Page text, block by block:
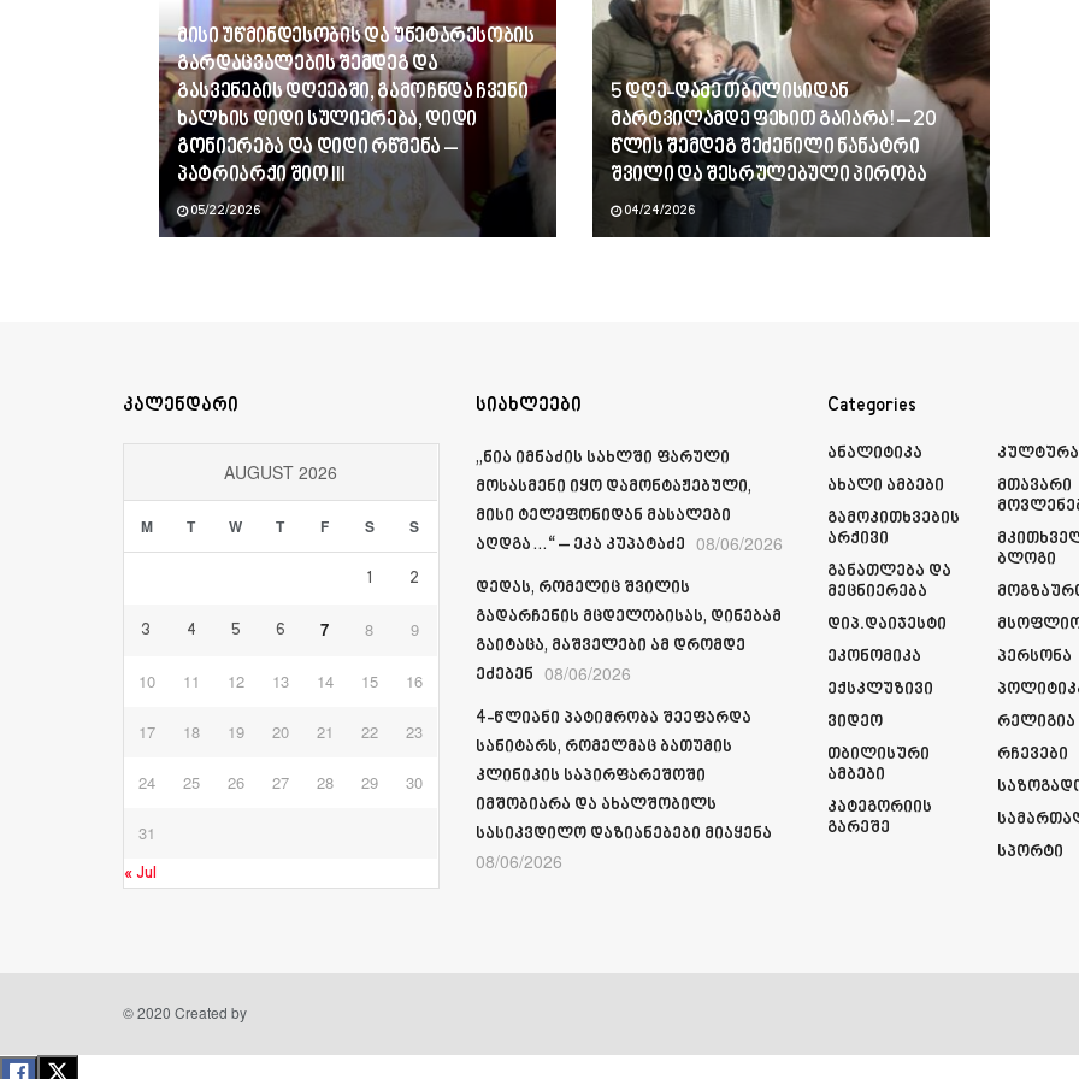
მისი უწმინდესობის და უნეტარესობის
გარდაცვალების შემდეგ და
გასვენების დღეებში, გამოჩნდა ჩვენი
ხალხის დიდი სულიერება, დიდი
გონიერება და დიდი რწმენა –
პატრიარქი შიო III
05/22/2026
5 დღე-ღამე თბილისიდან
მარტვილამდე ფეხით გაიარა! – 20
წლის შემდეგ შეძენილი ნანატრი
შვილი და შესრულებული პირობა
04/24/2026
კალენდარი
AUGUST 2026
M T W T F S S
1 2
3 4 5 6 7 8 9
10 11 12 13 14 15 16
17 18 19 20 21 22 23
24 25 26 27 28 29 30
31
« Jul
სიახლეები
„ნია იმნაძის სახლში ფარული
მოსასმენი იყო დამონტაჟებული,
მისი ტელეფონიდან მასალები
აღდგა…“ – ეკა კუპატაძე 08/06/2026
დედას, რომელიც შვილის
გადარჩენის მცდელობისას, დინებამ
გაიტაცა, მაშველები ამ დრომდე
ეძებენ 08/06/2026
4-წლიანი პატიმრობა შეეფარდა
სანიტარს, რომელმაც ბათუმის
კლინიკის საპირფარეშოში
იმშობიარა და ახალშობილს
სასიკვდილო დაზიანებები მიაყენა
08/06/2026
Categories
Ანალიტიკა
Ახალი Ამბები
Გამოკითხვების
Არქივი
Განათლება Და
Მეცნიერება
Დიპ.დაიჯესტი
Ეკონომიკა
Ექსკლუზივი
Ვიდეო
Თბილისური
Ამბები
Კატეგორიის
Გარეშე
Კულტურა
Მთავარი
Ბლოგი
Პერსონა
Რელიგია
Რჩევები
Სპორტი
© 2020 Created by